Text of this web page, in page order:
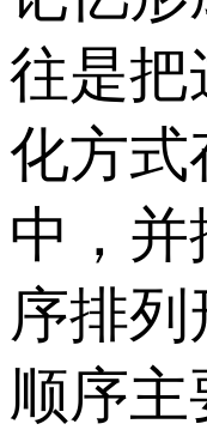
往是把
化方式
中，并
序排列
顺序